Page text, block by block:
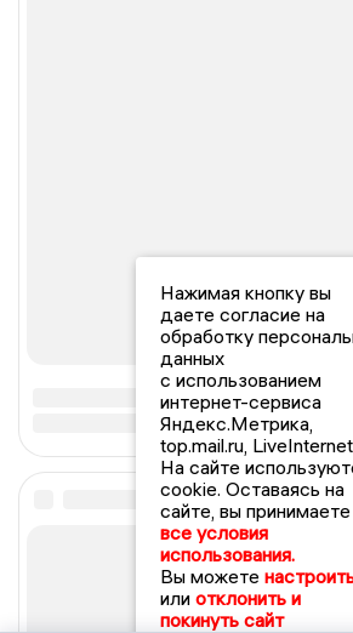
Нажимая кнопку вы
даете согласие на
обработку
данных
с использованием
интернет-сервиса
Яндекс.Метрика,
top.mail.ru,
На сайте
cookie. Оставаясь на
сайте, вы принимаете
все условия
использования.
Вы можете
или отклонить и
покинуть сайт